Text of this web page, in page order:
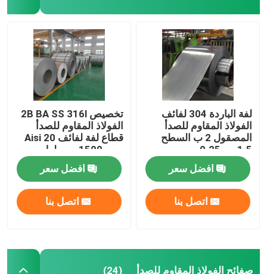
لفة الباردة 304 لفائف
الفولاذ المقاوم للصدأ
المصقول 2 ب السطح
1.5 مم 0.25 مم
افضل سعر
اتصل بنا
تخصيص 2B BA SS 316l
الفولاذ المقاوم للصدأ
قطاع لفة لفائف Aisi 20
افضل سعر
اتصل بنا
صفائح الفولاذ المقاوم للصدأ (24)